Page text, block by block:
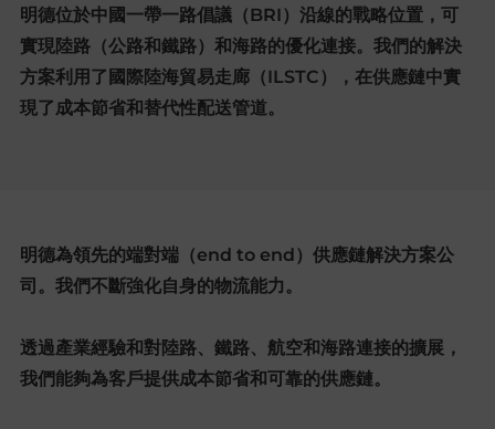
明德位於中國一帶一路倡議（BRI）沿線的戰略位置，可
實現陸路（公路和鐵路）和海路的優化連接。我們的解決
方案利用了國際陸海貿易走廊（ILSTC），在供應鏈中實
現了成本節省和替代性配送管道。
明德為領先的端對端（end to end）供應鏈解決方案公
司。我們不斷強化自身的物流能力。
透過產業經驗和對陸路、鐵路、航空和海路連接的擴展，
我們能夠為客戶提供成本節省和可靠的供應鏈。